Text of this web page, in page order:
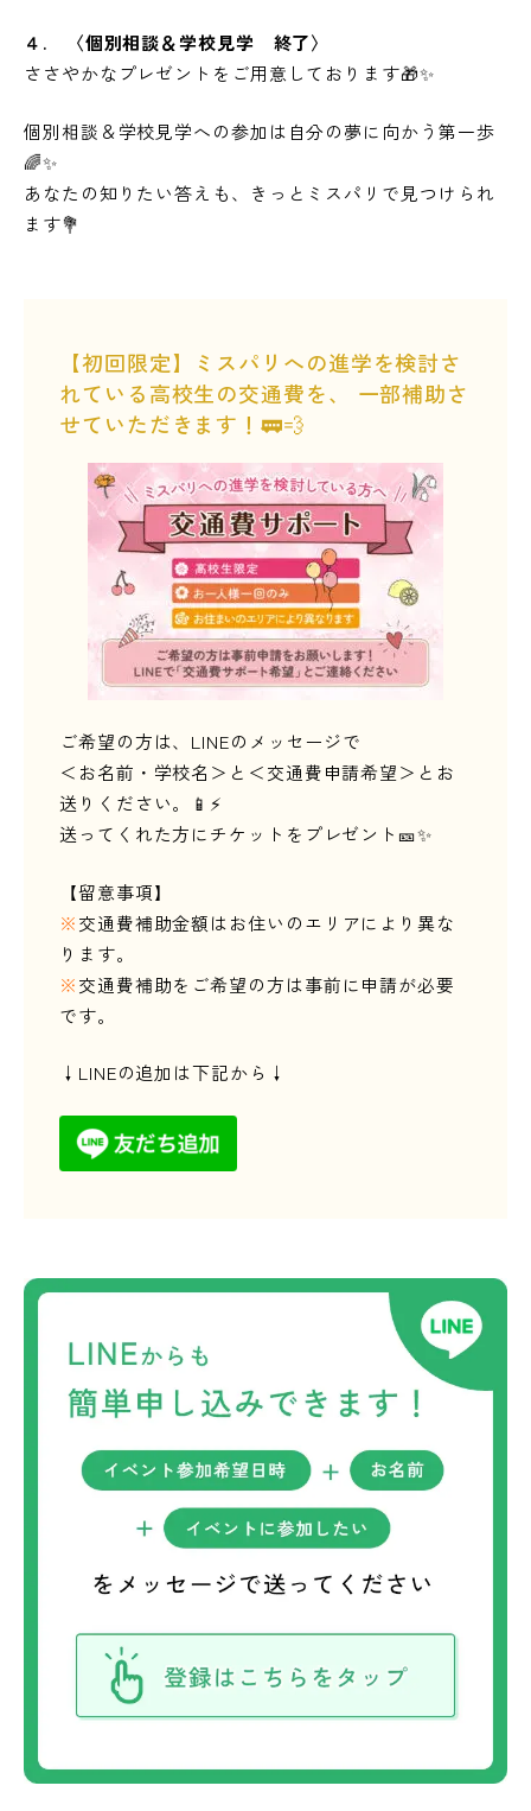
４. 〈個別相談＆学校見学 終了〉
ささやかなプレゼントをご用意しております🎁✨
個別相談＆学校見学への参加は自分の夢に向かう第一歩
🌈✨
あなたの知りたい答えも、きっとミスパリで見つけられ
ます💐
【初回限定】ミスパリへの進学を検討さ
れている高校生の交通費を、 一部補助さ
せていただきます！🚃💨
ご希望の方は、LINEのメッセージで
＜お名前・学校名＞と＜交通費申請希望＞とお
送りください。📱⚡
送ってくれた方にチケットをプレゼント🎫✨
【留意事項】
※交通費補助金額はお住いのエリアにより異な
ります。
※交通費補助をご希望の方は事前に申請が必要
です。
↓LINEの追加は下記から↓